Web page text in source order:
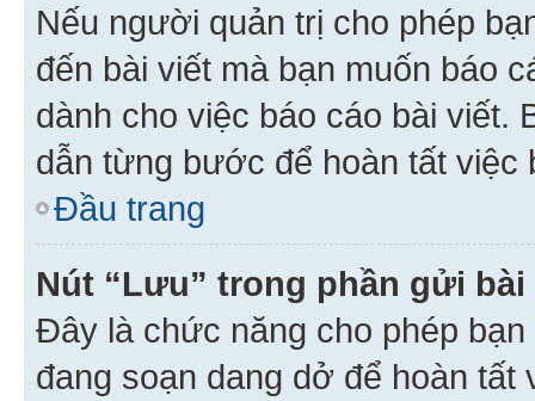
Nếu người quản trị cho phép
đến bài viết mà bạn muốn báo
dành cho việc báo cáo bài viết.
dẫn từng bước để hoàn tất việc
Đầu trang
Nút “Lưu” trong phần gửi
Đây là chức năng cho phép
đang soạn dang dở để hoàn